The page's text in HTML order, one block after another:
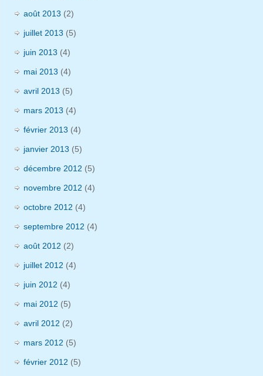
août 2013 (2)
juillet 2013 (5)
juin 2013 (4)
mai 2013 (4)
avril 2013 (5)
mars 2013 (4)
février 2013 (4)
janvier 2013 (5)
décembre 2012 (5)
novembre 2012 (4)
octobre 2012 (4)
septembre 2012 (4)
août 2012 (2)
juillet 2012 (4)
juin 2012 (4)
mai 2012 (5)
avril 2012 (2)
mars 2012 (5)
février 2012 (5)